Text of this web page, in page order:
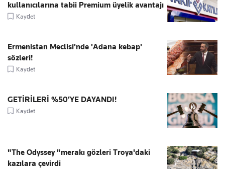
kullanıcılarına tabii Premium üyelik avantajı
Kaydet
Ermenistan Meclisi'nde 'Adana kebap'
sözleri!
Kaydet
GETİRİLERİ %50’YE DAYANDI!
Kaydet
"The Odyssey "merakı gözleri Troya'daki
kazılara çevirdi